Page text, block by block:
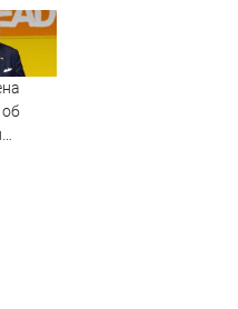
в ДТП
об